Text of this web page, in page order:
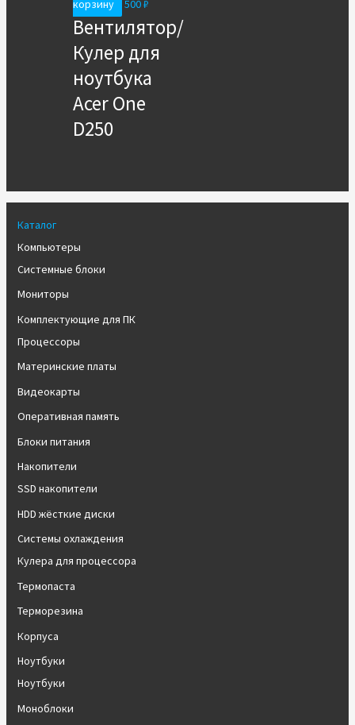
Каталог
Компьютеры
Системные блоки
Мониторы
Комплектующие для ПК
Процессоры
Материнские платы
Видеокарты
Оперативная память
Блоки питания
Накопители
SSD накопители
HDD жёсткие диски
Системы охлаждения
Кулера для процессора
Термопаста
Терморезина
Корпуса
Ноутбуки
Ноутбуки
Моноблоки
корзину 500₽
Вентилятор/
Кулер для
ноутбука
Acer One
D250